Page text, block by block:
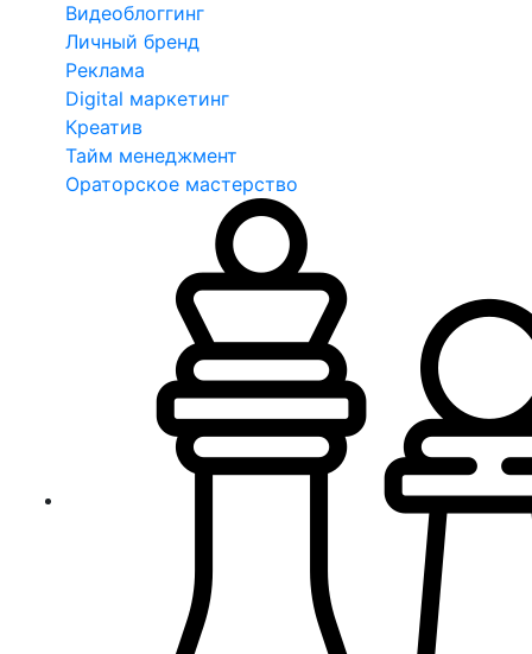
Видеоблоггинг
Личный бренд
Реклама
Digital маркетинг
Креатив
Тайм менеджмент
Ораторское мастерство